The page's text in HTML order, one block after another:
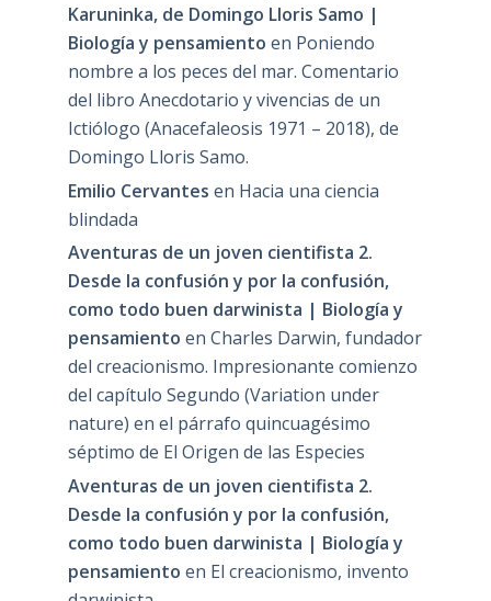
Karuninka, de Domingo Lloris Samo |
Biología y pensamiento en Poniendo
nombre a los peces del mar. Comentario
del libro Anecdotario y vivencias de un
Ictiólogo (Anacefaleosis 1971 – 2018), de
Domingo Lloris Samo.
Emilio Cervantes en Hacia una ciencia
blindada
Aventuras de un joven cientifista 2.
Desde la confusión y por la confusión,
como todo buen darwinista | Biología y
pensamiento en Charles Darwin, fundador
del creacionismo. Impresionante comienzo
del capítulo Segundo (Variation under
nature) en el párrafo quincuagésimo
séptimo de El Origen de las Especies
Aventuras de un joven cientifista 2.
Desde la confusión y por la confusión,
como todo buen darwinista | Biología y
pensamiento en El creacionismo, invento